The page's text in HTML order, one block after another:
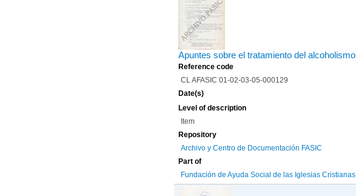
Apuntes sobre el tratamiento del alcoholismo
Reference code
CL AFASIC 01-02-03-05-000129
Date(s)
Level of description
Item
Repository
Archivo y Centro de Documentación FASIC
Part of
Fundación de Ayuda Social de las Iglesias Cristianas